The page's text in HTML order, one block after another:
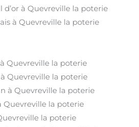
d’or à Quevreville la poterie
à Quevreville la poterie
Quevreville la poterie
Quevreville la poterie
à Quevreville la poterie
Quevreville la poterie
la poterie